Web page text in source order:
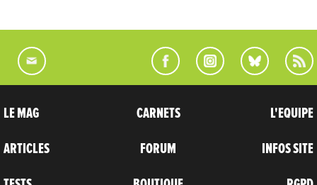
LE MAG
ARTICLES
CARNETS
FORUM
L'EQUIPE
INFOS SITE